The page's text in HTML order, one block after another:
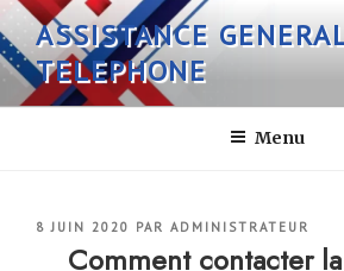
Aller
au
contenu
principal
ASSISTANCE
TELEPHONE
Menu
PUBLIÉ
8 JUIN 2020 PAR ADMINISTRATEUR
Comment contacter